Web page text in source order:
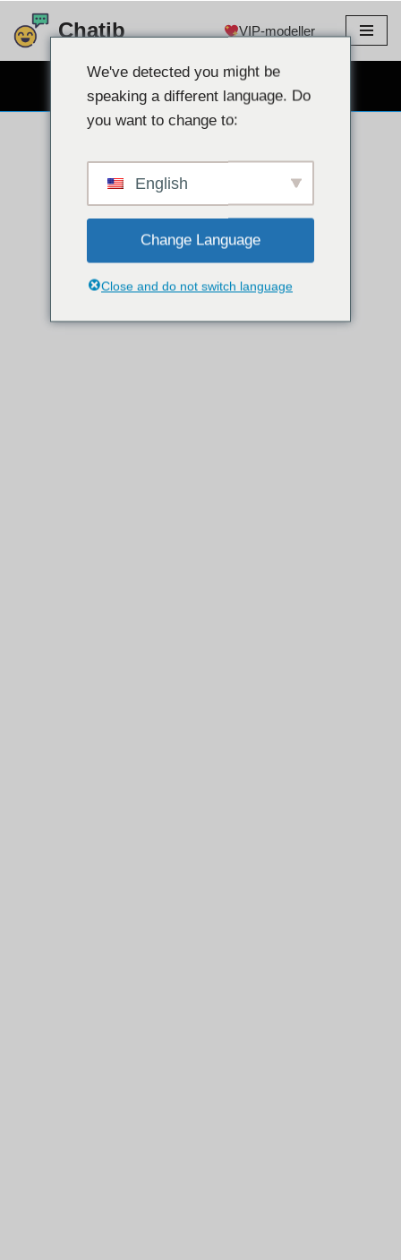
Hopp
Chatib VIP-modeller
GRATIS WEBCAM CHAT
We've detected you might be
speaking a different language. Do
you want to change to:
English
Change Language
Close and do not switch language